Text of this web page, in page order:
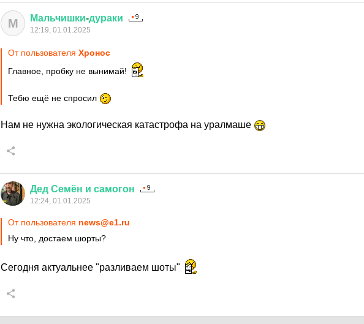
М Мальчишки-дураки
12:19, 01.01.2025
От пользователя Хронос
Главное, пробку не вынимай!
Тебю ещё не спросил
Нам не нужна экологическая катастрофа на уралмаше
Дед Семён и самогон
12:24, 01.01.2025
От пользователя news@e1.ru
Ну что, достаем шорты?
Сегодня актуальнее "разливаем шоты"